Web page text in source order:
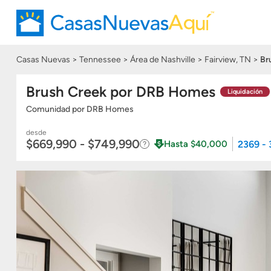
Casas Nuevas Tennessee Área de Nashville Fairview, TN
Brush Creek por DRB Homes Liquidación
Comunidad por DRB Homes
desde
$669,990 - $749,990 Hasta $40,000 2369 -